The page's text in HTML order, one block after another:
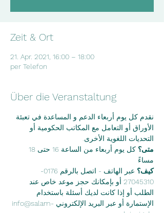
Zeit & Ort
21. Apr. 2021, 16:00 – 18:00
per Telefon
Über die Veranstaltung
نقدم كل يوم أربعاء الدعم و المساعدة في تعبئة
الأوراق أو التعامل مع المكاتب الحكومية أو
التحديات اللغوية الأخرى.
متى؟
مساءً
كيف؟
عبر الهاتف - اتصل بالرقم 0176-
27045310 أو بإمكانك حجز موعد خاص عند
الطلب أو إذا كانت لديك أسئلة باستخدام
الإستمارة أو عبر البريد الإلكتروني info@salam-